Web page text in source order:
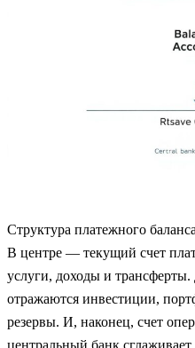
Структура платежного
В центре — текущий счет
услуги, доходы и
отражаются инвестиции,
резервы. И, наконец, счет
центральный банк